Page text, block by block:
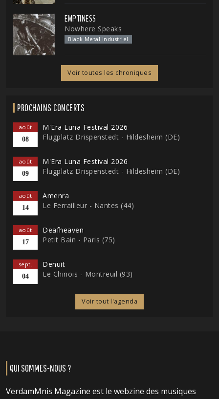
EMPTINESS
Nowhere Speaks
Black Metal Industriel
Voir toutes les chroniques
PROCHAINS CONCERTS
août
08
M'Era Luna Festival 2026
Flugplatz Drispenstedt - Hildesheim (DE)
août
09
M'Era Luna Festival 2026
Flugplatz Drispenstedt - Hildesheim (DE)
août
14
Amenra
Le Ferrailleur - Nantes (44)
août
17
Deafheaven
Petit Bain - Paris (75)
sept.
04
Denuit
Le Chinois - Montreuil (93)
Voir tout l'agenda
QUI SOMMES-NOUS ?
VerdamMnis Magazine est le webzine des musiques